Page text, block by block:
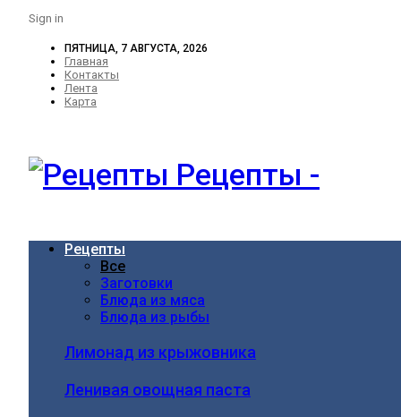
Sign in
ПЯТНИЦА, 7 АВГУСТА, 2026
Главная
Контакты
Лента
Карта
Рецепты -
Рецепты
Все
Заготовки
Блюда из мяса
Блюда из рыбы
Лимонад из крыжовника
Ленивая овощная паста